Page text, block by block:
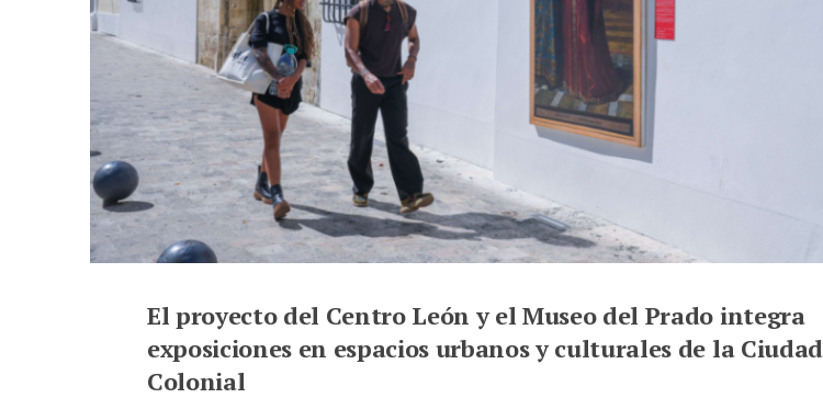
El proyecto del Centro León y el Museo del Prado integra
exposiciones en espacios urbanos y culturales de la Ciudad
Colonial